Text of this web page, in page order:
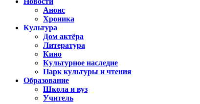
Анонс
Хроника
Культура
Дом актёра
Литература
Кино
Культурное наследие
Парк культуры и чтения
Образование
Школа и вуз
Учитель